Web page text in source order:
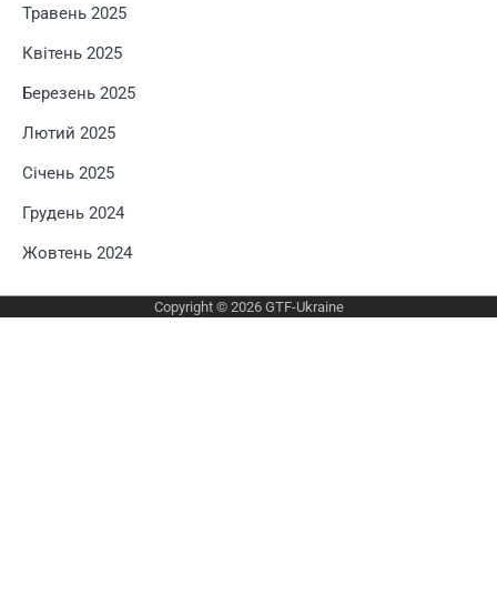
Травень 2025
Квітень 2025
Березень 2025
Лютий 2025
Січень 2025
Грудень 2024
Жовтень 2024
Copyright © 2026 GTF-Ukraine